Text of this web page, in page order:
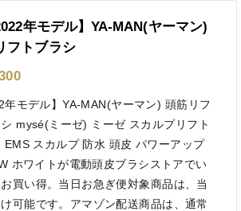
年モデル】YA-MAN(ヤーマン)
フトブラシ
年モデル】YA-MAN(ヤーマン) 頭筋リフ
シ mysé(ミーゼ) ミーゼ スカルプリフト
EMS スカルプ 防水 頭皮 パワーアップ
ホワイトが電動頭皮ブラシストアでい
買い得。当日お急ぎ便対象商品は、当
可能です。アマゾン配送商品は、通常